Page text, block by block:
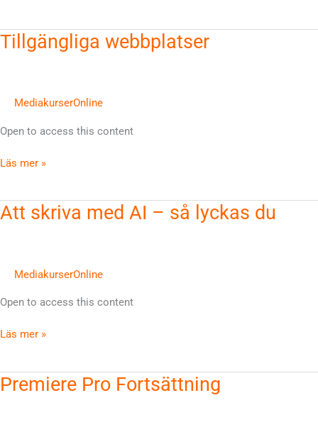
Tillgängliga webbplatser
MediakurserOnline
Open to access this content
Tillgängliga
webbplatser
Läs mer »
Att skriva med AI – så lyckas du
MediakurserOnline
Open to access this content
Att
lyckas
Läs mer »
Premiere Pro Fortsättning
Premiere